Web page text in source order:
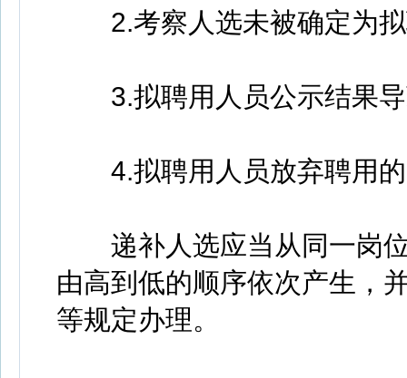
2.考察人选未被确定为拟
3.拟聘用人员公示结果导
4.拟聘用人员放弃聘用
递补人选应当从同一岗位
由高到低的顺序依次产生，
等规定办理。